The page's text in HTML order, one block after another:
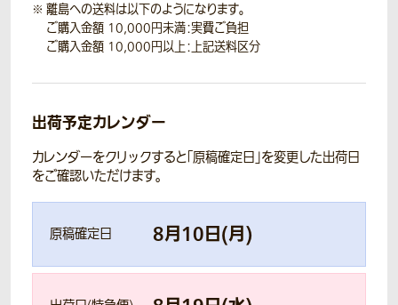
離島への送料は以下のようになります。
ご購入金額 10,000円未満：実費ご負担
ご購入金額 10,000円以上：上記送料区分
出荷予定カレンダー
カレンダーをクリックすると「原稿確定日」を変更した出荷日
をご確認いただけます。
原稿確定日 8月10日(月)